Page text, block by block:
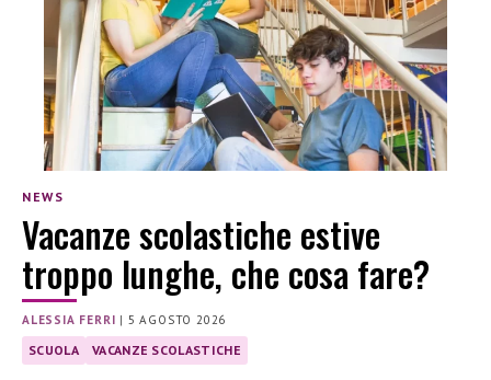
NEWS
Vacanze scolastiche estive
troppo lunghe, che cosa fare?
ALESSIA FERRI | 5 AGOSTO 2026
SCUOLA VACANZE SCOLASTICHE